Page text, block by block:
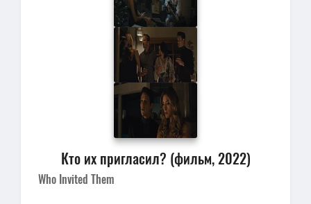
Кто их пригласил? (фильм, 2022)
Who Invited Them